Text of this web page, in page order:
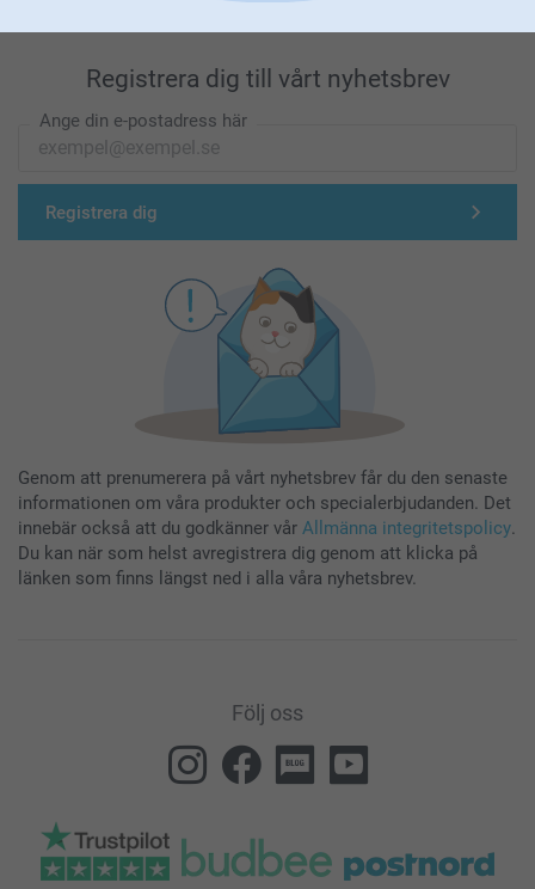
Registrera dig till vårt nyhetsbrev
Ange din e-postadress här
Registrera dig
Genom att prenumerera på vårt nyhetsbrev får du den senaste
informationen om våra produkter och specialerbjudanden. Det
innebär också att du godkänner vår Allmänna integritetspolicy.
Du kan när som helst avregistrera dig genom att klicka på
länken som finns längst ned i alla våra nyhetsbrev.
Följ oss